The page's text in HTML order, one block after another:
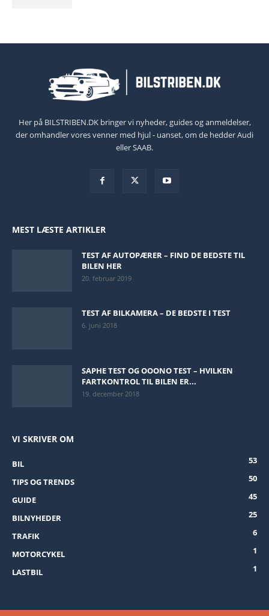
Her på BILSTRIBEN.DK bringer vi nyheder, guides og anmeldelser,
der omhandler vores venner med hjul - uanset, om de hedder Audi
eller SAAB.
MEST LÆSTE ARTIKLER
TEST AF AUTOPÆRER – FIND DE BEDSTE TIL
BILEN HER
20. februar 2019
TEST AF BILKAMERA – DE BEDSTE I TEST
6. juni 2018
SAPHE TEST OG OOONO TEST – HVILKEN
FARTKONTROL TIL BILEN ER...
19. december 2018
VI SKRIVER OM
BIL
53
TIPS OG TRENDS
50
GUIDE
45
BILNYHEDER
25
TRAFIK
6
MOTORCYKEL
1
LASTBIL
1